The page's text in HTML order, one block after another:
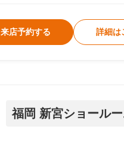
来店予約する 詳細は
福岡 新宮ショール